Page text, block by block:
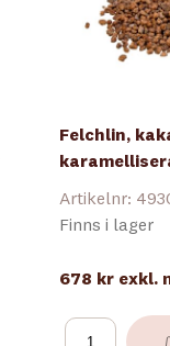
Felchlin,
Artikelnr:
Finns i lager
678 kr exkl.